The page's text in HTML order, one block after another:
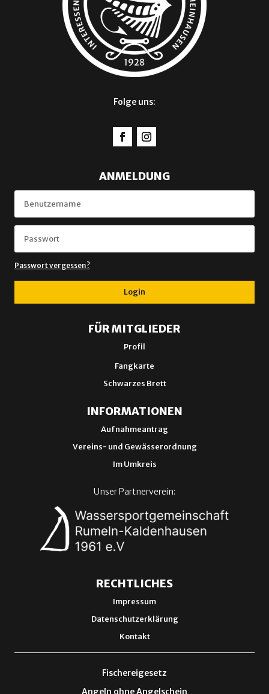
Folge uns:
ANMELDUNG
Passwort vergessen?
Login
FÜR MITGLIEDER
Profil
Fangkarte
Schwarzes Brett
INFORMATIONEN
Aufnahmeantrag
Vereins- und Gewässerordnung
Im Umkreis
Unser Partnerverein:
RECHTLICHES
Impressum
Datenschutzerklärung
Kontakt
Fischereigesetz
Angeln ohne Angelschein